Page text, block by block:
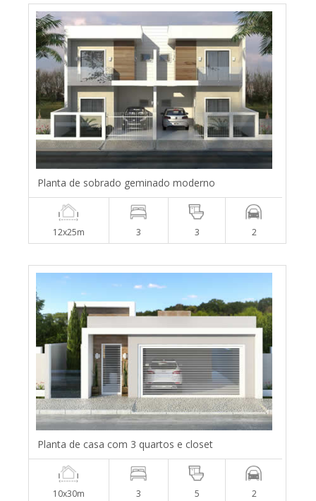
Planta de sobrado geminado moderno
12x25m 3 3 2
Planta de casa com 3 quartos e closet
10x30m 3 5 2